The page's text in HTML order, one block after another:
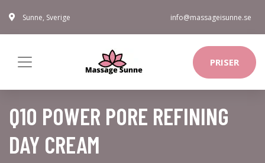
Sunne, Sverige info@massageisunne.se
PRISER
Q10 POWER PORE REFINING
DAY CREAM